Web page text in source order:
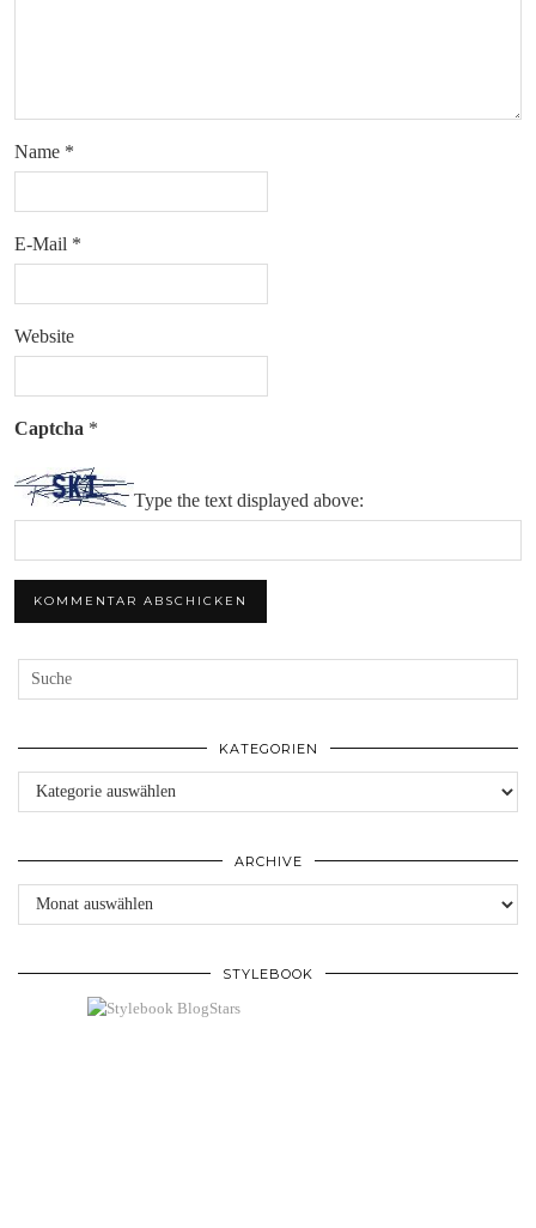
Name *
E-Mail *
Website
Captcha *
Type the text displayed above:
KATEGORIEN
Kategorien
ARCHIVE
Archive
STYLEBOOK